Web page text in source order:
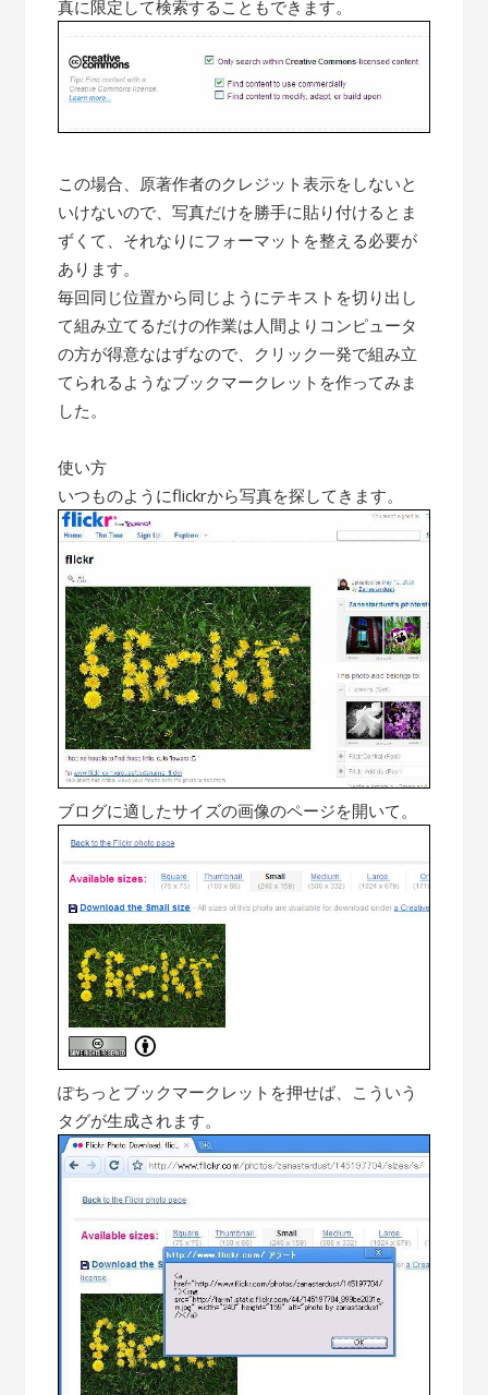
真に限定して検索することもできます。
この場合、原著作者のクレジット表示をしないと
いけないので、写真だけを勝手に貼り付けるとま
ずくて、それなりにフォーマットを整える必要が
あります。
毎回同じ位置から同じようにテキストを切り出し
て組み立てるだけの作業は人間よりコンピュータ
の方が得意なはずなので、クリック一発で組み立
てられるようなブックマークレットを作ってみま
した。
使い方
いつものようにflickrから写真を探してきます。
ブログに適したサイズの画像のページを開いて。
ぽちっとブックマークレットを押せば、こういう
タグが生成されます。